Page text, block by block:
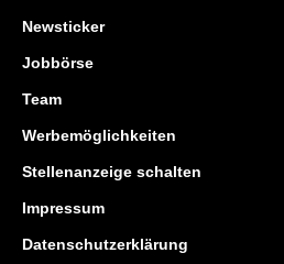
Newsticker
Jobbörse
Team
Werbemöglichkeiten
Stellenanzeige schalten
Impressum
Datenschutzerklärung